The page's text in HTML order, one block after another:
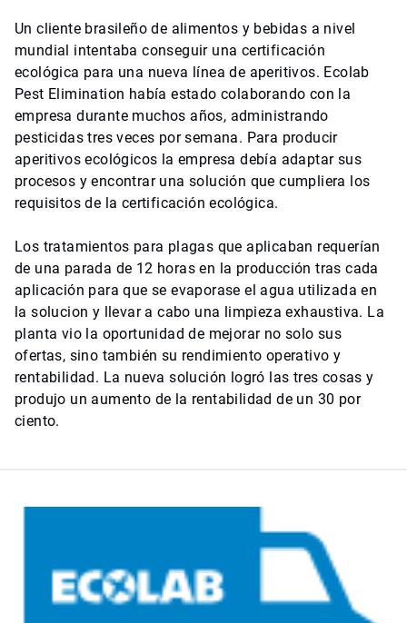
Un cliente brasileño de alimentos y bebidas a nivel
mundial intentaba conseguir una certificación
ecológica para una nueva línea de aperitivos. Ecolab
Pest Elimination había estado colaborando con la
empresa durante muchos años, administrando
pesticidas tres veces por semana. Para producir
aperitivos ecológicos la empresa debía adaptar sus
procesos y encontrar una solución que cumpliera los
requisitos de la certificación ecológica.
Los tratamientos para plagas que aplicaban requerían
de una parada de 12 horas en la producción tras cada
aplicación para que se evaporase el agua utilizada en
la solucion y llevar a cabo una limpieza exhaustiva. La
planta vio la oportunidad de mejorar no solo sus
ofertas, sino también su rendimiento operativo y
rentabilidad. La nueva solución logró las tres cosas y
produjo un aumento de la rentabilidad de un 30 por
ciento.